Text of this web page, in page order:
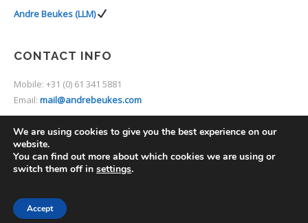
Andre Beukes (LLM)
CONTACT INFO
Mobile: +31 (0) 61 341 5881
Email: mail@andrebeukes.com
We are using cookies to give you the best experience on our
website.
You can find out more about which cookies we are using or
switch them off in settings.
Accept